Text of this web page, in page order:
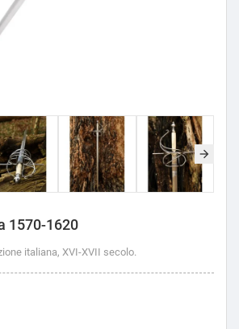
1570-1620
italiana, XVI-XVII secolo.